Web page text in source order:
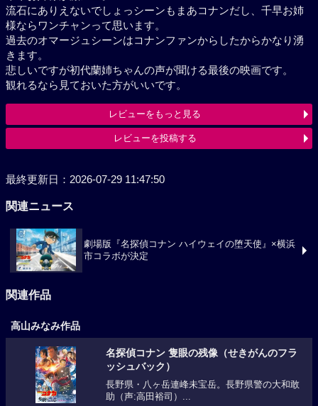
千早お姉様ならワンチャンって思います。
過去のオマージュシーンはコナンファンからしたから
かなり湧きます。
です。
観れるなら見ておいた方がいいです。
レビューをもっと見る
レビューを投稿する
関連ニュース
劇場版『名探偵コナン ハイウェイの堕天使』×横浜
市コラボが決定
関連作品
高山みなみ作品
名探偵コナン 隻眼の残像（せきがんのフラ
ッシュバック）
長野県・八ヶ岳連峰未宝岳。長野県警の大和敢